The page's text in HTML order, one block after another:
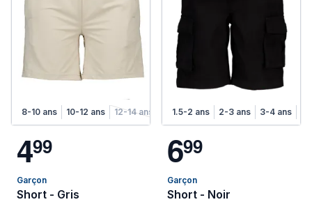
8-10 ans 10-12 ans 12-14 ans
499
Garçon
Short - Gris
1.5-2 ans 2-3 ans 3-4 ans
699
Garçon
Short - Noir